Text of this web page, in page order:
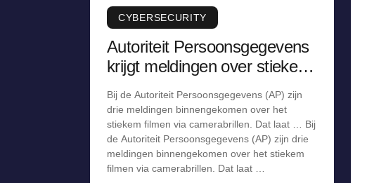
CYBERSECURITY
Autoriteit Persoonsgegevens
krijgt meldingen over stiekem
Bij de Autoriteit Persoonsgegevens (AP) zijn
drie meldingen binnengekomen over het
stiekem filmen via camerabrillen. Dat laat … Bij
de Autoriteit Persoonsgegevens (AP) zijn drie
meldingen binnengekomen over het stiekem
filmen via camerabrillen. Dat laat …